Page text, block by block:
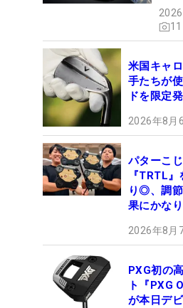
11
米国キャ
手たちが
ドを限定
2026年8月
パターこ
『TRTL
り◎、調
果にかな
2026年8月
PXG初の
ト『PXG
が本日デビ